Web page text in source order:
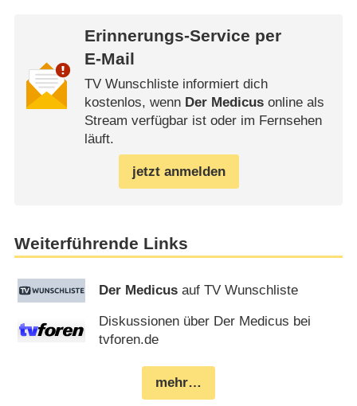
Erinnerungs-Service per
E-Mail
TV Wunschliste informiert dich
kostenlos, wenn Der Medicusonline als
Stream verfügbar ist oder im Fernsehen
läuft.
jetzt anmelden
Weiterführende Links
Der Medicus auf TV Wunschliste
Diskussionen über Der Medicus bei
tvforen.de
mehr…